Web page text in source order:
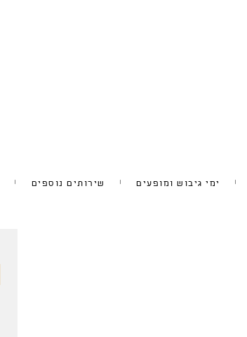
ימי גיבוש ומופעים שירותים נוספים